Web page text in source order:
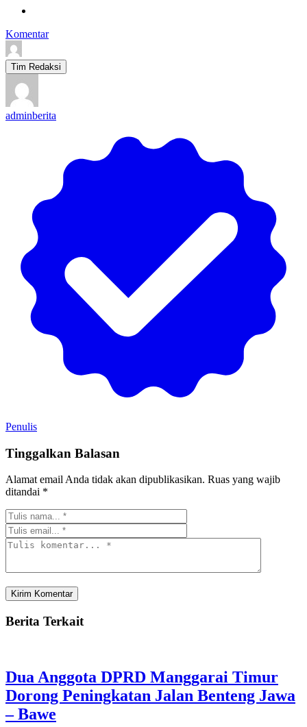
Komentar
Tim Redaksi
adminberita
Penulis
Tinggalkan Balasan
Alamat email Anda tidak akan dipublikasikan. Ruas yang wajib
ditandai *
Berita Terkait
Dua Anggota DPRD Manggarai Timur
Dorong Peningkatan Jalan Benteng Jawa
– Bawe